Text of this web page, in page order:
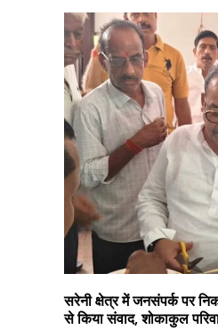
सरेनी क्षेत्र में जनसंपर्क पर
से किया संवाद, शोकाकुल